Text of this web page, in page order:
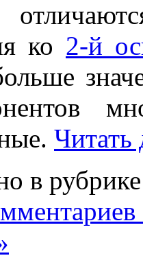
ко 2-й
Читать
в